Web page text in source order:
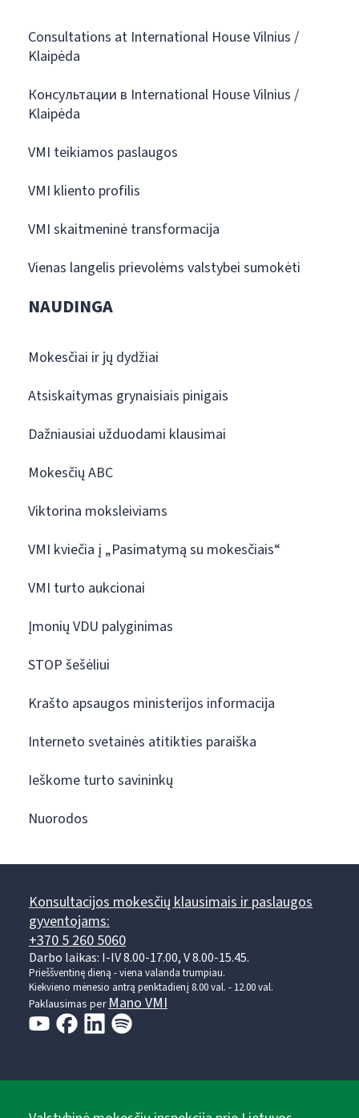
Consultations at International House Vilnius /
Klaipėda
Консультации в International House Vilnius /
Klaipėda
VMI teikiamos paslaugos
VMI kliento profilis
VMI skaitmeninė transformacija
Vienas langelis prievolėms valstybei sumokėti
NAUDINGA
Mokesčiai ir jų dydžiai
Atsiskaitymas grynaisiais pinigais
Dažniausiai užduodami klausimai
Mokesčių ABC
Viktorina moksleiviams
VMI kviečia į „Pasimatymą su mokesčiais“
VMI turto aukcionai
Įmonių VDU palyginimas
STOP šešėliui
Krašto apsaugos ministerijos informacija
Interneto svetainės atitikties paraiška
Ieškome turto savininkų
Nuorodos
Konsultacijos mokesčių klausimais ir paslaugos
gyventojams:
+370 5 260 5060
Darbo laikas: I-IV 8.00-17.00, V 8.00-15.45.
Prieššventinę dieną - viena valanda trumpiau.
Kiekvieno mėnesio antrą penktadienį 8.00 val. - 12.00 val.
Paklausimas perMano VMI